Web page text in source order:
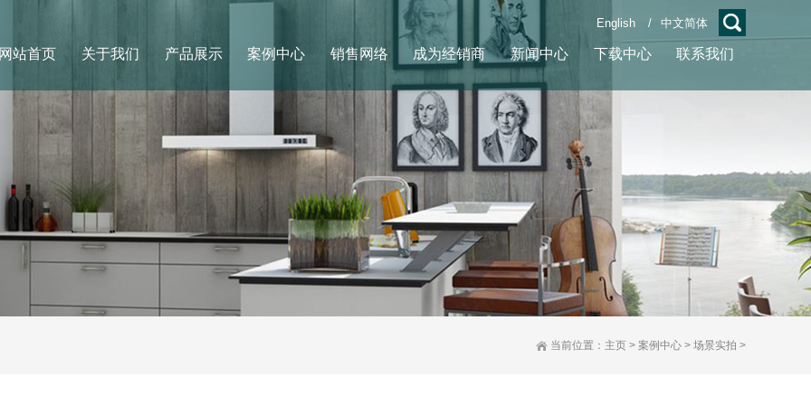
English / 中文简体
站首页 关于我们 产品展示 案例中心 销售网络 成为经销商 新闻中心 下载中心 联系我们
当前位置： 主页> 案例中心> 场景实拍 >